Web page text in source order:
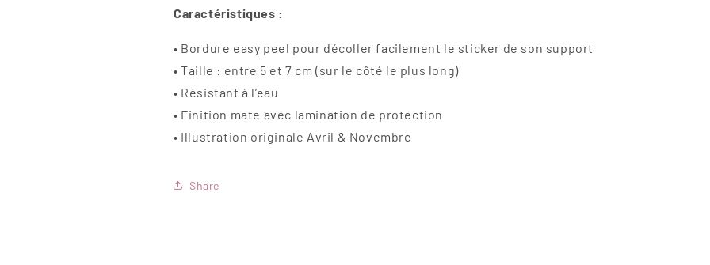
Caractéristiques :
• Bordure easy peel pour décoller facilement le sticker de son support
• Taille : entre 5 et 7 cm (sur le côté le plus long)
• Résistant à l’eau
• Finition mate avec lamination de protection
• Illustration originale Avril & Novembre
Share